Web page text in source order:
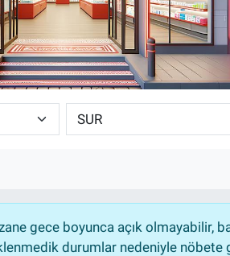
gece boyunca açık olmayabilir,
durumlar nedeniyle nöbete